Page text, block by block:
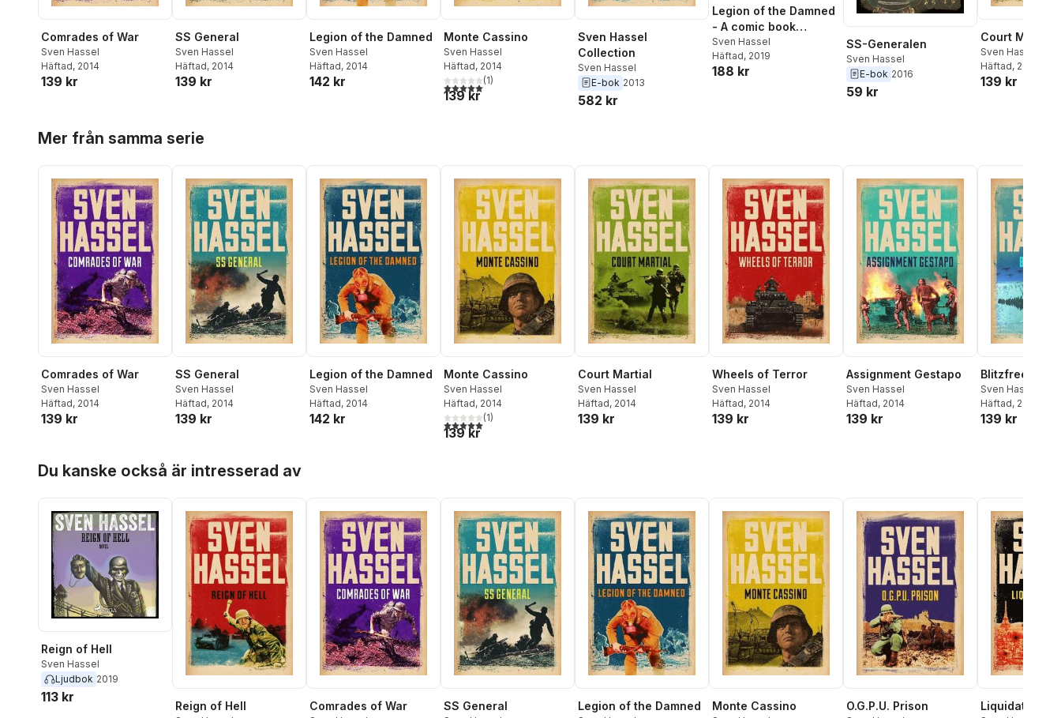
Comrades of War
Sven Hassel
Häftad, 2014
139 kr
SS General
Sven Hassel
Häftad, 2014
139 kr
Legion of the Damned
Sven Hassel
Häftad, 2014
142 kr
Monte Cassino
Sven Hassel
Häftad, 2014
5,0utav 5 stjärnor. Totalt antal röster:
(1)
139 kr
Sven Hassel
Collection
Sven Hassel
E-bok 2013
582 kr
Legion of the Damned
- A comic book
adaptation
Sven Hassel
Häftad, 2019
188 kr
SS-Generalen
Sven Hassel
E-bok 2016
59 kr
Court Martial
Sven Hassel
Häftad, 2014
139 kr
Mer från samma serie
Comrades of War
Sven Hassel
Häftad, 2014
139 kr
SS General
Sven Hassel
Häftad, 2014
139 kr
Legion of the Damned
Sven Hassel
Häftad, 2014
142 kr
Monte Cassino
Sven Hassel
Häftad, 2014
5,0utav 5 stjärnor. Totalt antal röster:
(1)
139 kr
Court Martial
Sven Hassel
Häftad, 2014
139 kr
Wheels of Terror
Sven Hassel
Häftad, 2014
139 kr
Assignment Gestapo
Sven Hassel
Häftad, 2014
139 kr
Blitzfreeze
Sven Hassel
Häftad, 2014
139 kr
Du kanske också är intresserad av
Reign of Hell
Sven Hassel
Ljudbok 2019
113 kr
Reign of Hell Comrades of War SS General Legion of the Damned Monte Cassino O.G.P.U. Prison Liquidate